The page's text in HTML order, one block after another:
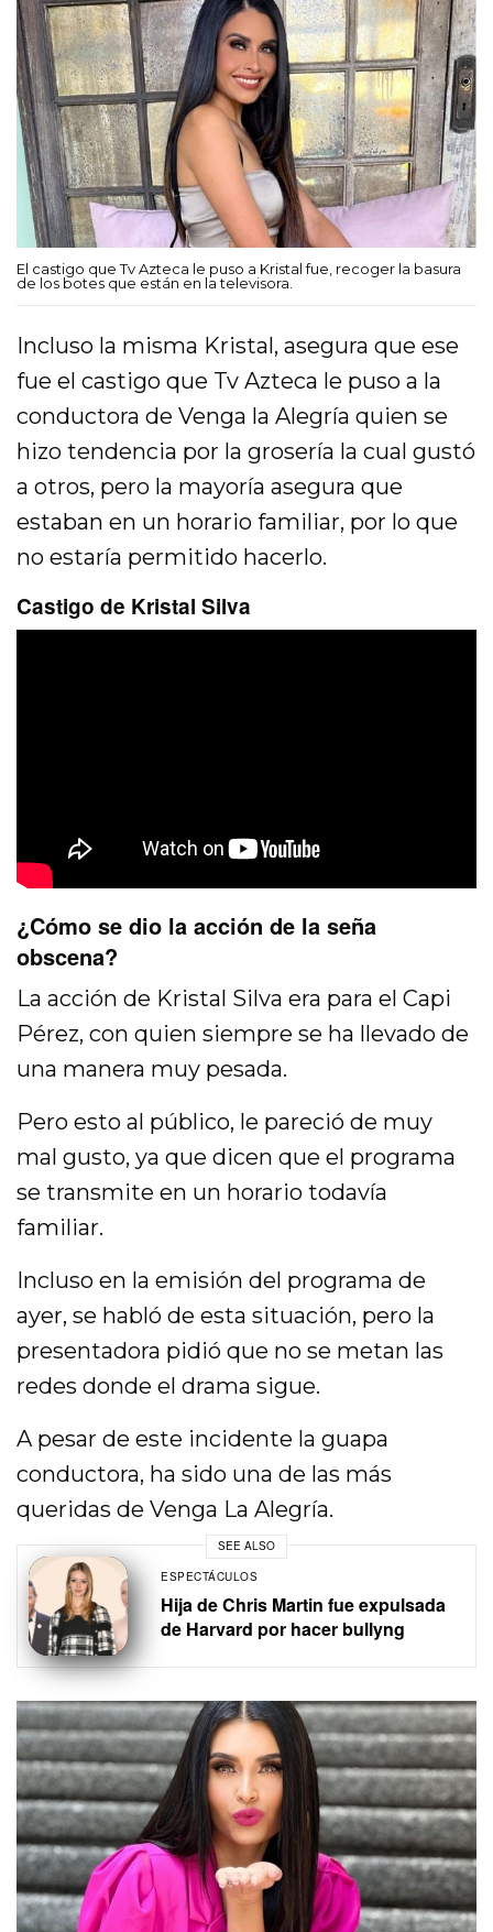
El castigo que Tv Azteca le puso a Kristal fue, recoger la basura
de los botes que están en la televisora.
Incluso la misma Kristal, asegura que ese
fue el castigo que Tv Azteca le puso a la
conductora de Venga la Alegría quien se
hizo tendencia por la grosería la cual gustó
a otros, pero la mayoría asegura que
estaban en un horario familiar, por lo que
no estaría permitido hacerlo.
Castigo de Kristal Silva
¿Cómo se dio la acción de la seña
obscena?
La acción de Kristal Silva era para el Capi
Pérez, con quien siempre se ha llevado de
una manera muy pesada.
Pero esto al público, le pareció de muy
mal gusto, ya que dicen que el programa
se transmite en un horario todavía
familiar.
Incluso en la emisión del programa de
ayer, se habló de esta situación, pero la
presentadora pidió que no se metan las
redes donde el drama sigue.
A pesar de este incidente la guapa
conductora, ha sido una de las más
queridas de Venga La Alegría.
SEE ALSO
ESPECTÁCULOS
Hija de Chris Martin fue expulsada
de Harvard por hacer bullyng